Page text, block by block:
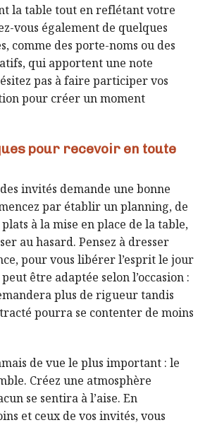
la table tout en reflétant votre
vous également de quelques
comme des porte-noms ou des
qui apportent une note
pas à faire participer vos
pour créer un moment
pour recevoir en toute
invités demande une bonne
par établir un planning, de
à la mise en place de la table,
au hasard. Pensez à dresser
pour vous libérer l’esprit le jour
être adaptée selon l’occasion :
plus de rigueur tandis
pourra se contenter de moins
de vue le plus important : le
Créez une atmosphère
se sentira à l’aise. En
et ceux de vos invités, vous